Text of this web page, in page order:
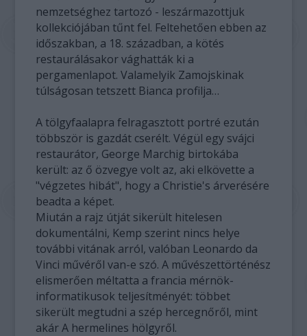
nemzetséghez tartozó - leszármazottjuk
kollekciójában tűnt fel. Feltehetően ebben az
időszakban, a 18. században, a kötés
restaurálásakor vághatták ki a
pergamenlapot. Valamelyik Zamojskinak
túlságosan tetszett Bianca profilja…
A tölgyfaalapra felragasztott portré ezután
többször is gazdát cserélt. Végül egy svájci
restaurátor, George Marchig birtokába
került: az ő özvegye volt az, aki elkövette a
"végzetes hibát", hogy a Christie's árverésére
beadta a képet.
Miután a rajz útját sikerült hitelesen
dokumentálni, Kemp szerint nincs helye
további vitának arról, valóban Leonardo da
Vinci művéről van-e szó. A művészettörténész
elismerően méltatta a francia mérnök-
informatikusok teljesítményét: többet
sikerült megtudni a szép hercegnőről, mint
akár A hermelines hölgyről.